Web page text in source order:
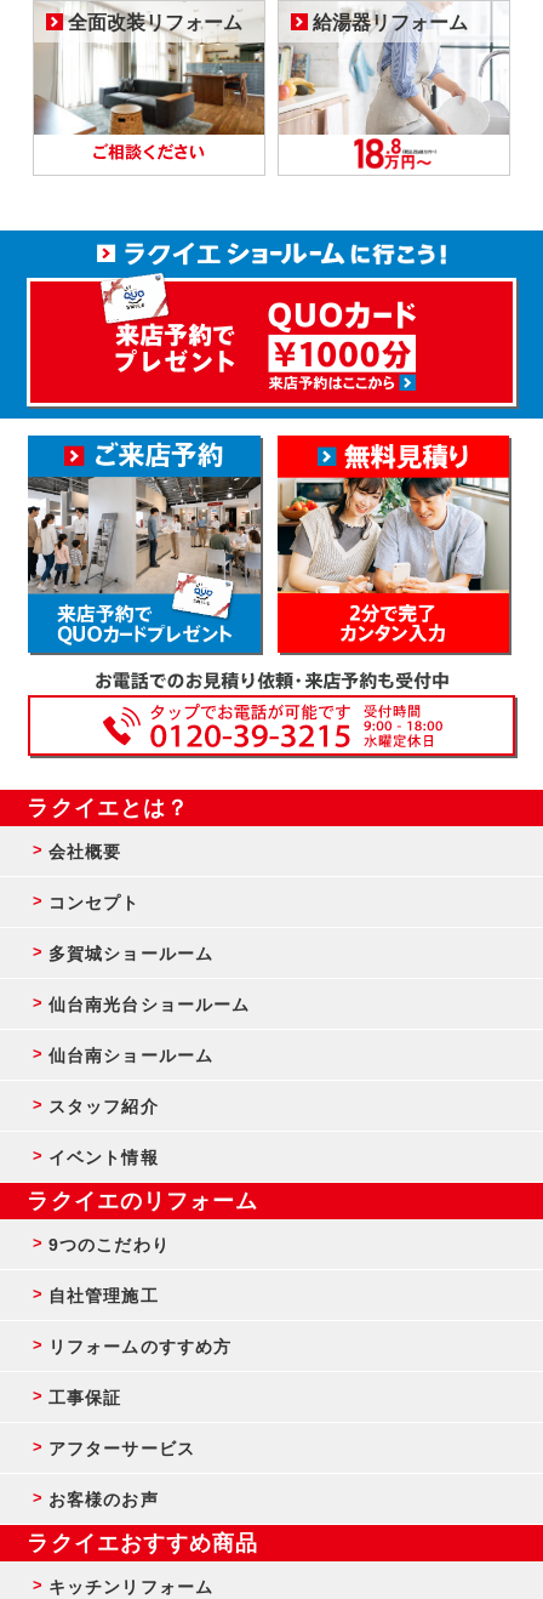
全面改装リフォーム 給湯器リフォーム
ラクイエとは？
会社概要
コンセプト
多賀城ショールーム
仙台南光台ショールーム
仙台南ショールーム
スタッフ紹介
イベント情報
ラクイエのリフォーム
9つのこだわり
自社管理施工
リフォームのすすめ方
工事保証
アフターサービス
お客様のお声
ラクイエおすすめ商品
キッチンリフォーム